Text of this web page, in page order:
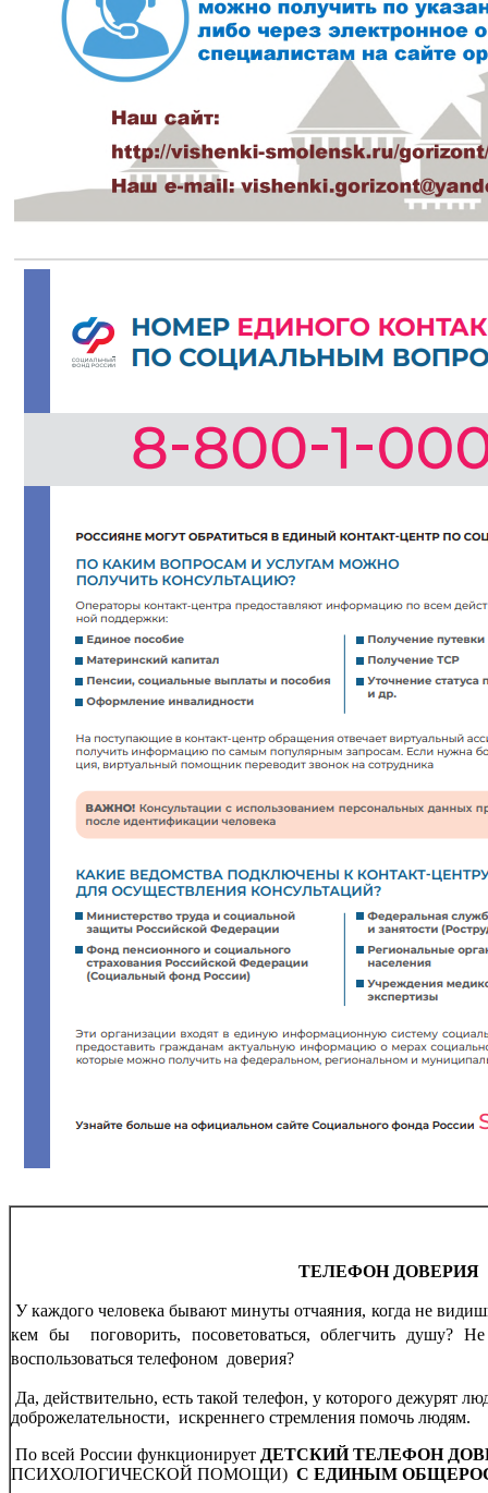
ТЕЛЕФОН ДОВЕРИЯ
У каждого человека бывают минуты отчаяния, когда не
кем бы поговорить, посоветоваться, облегчить душу?
воспользоваться телефоном доверия?
Да, действительно, есть такой телефон, у которого дежурят
доброжелательности, искреннего стремления помочь людям.
По всей России функционирует ДЕТСКИЙ ТЕЛЕФОН
ПСИХОЛОГИЧЕСКОЙ ПОМОЩИ) С ЕДИНЫМ